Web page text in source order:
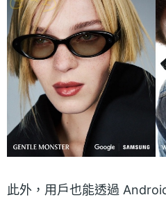
此外，用戶也能透過